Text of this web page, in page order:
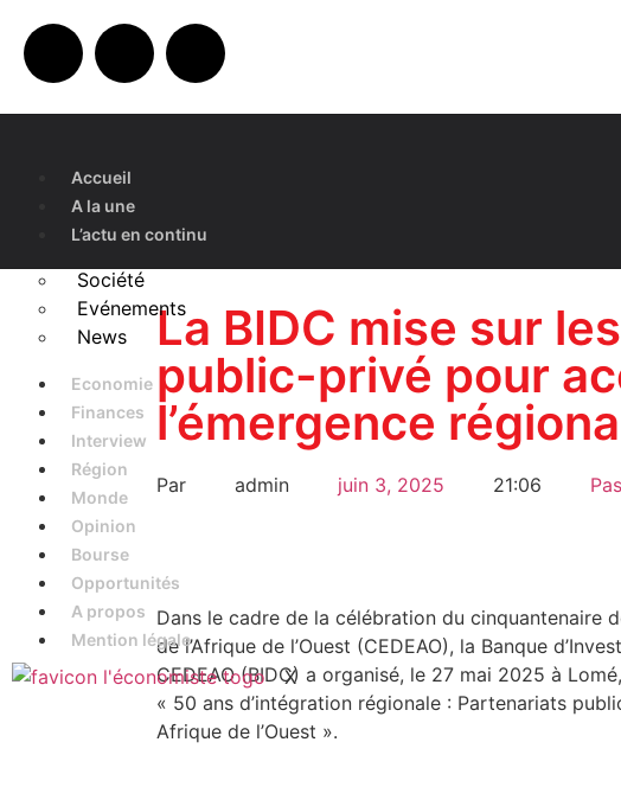
Accueil
A la une
L’actu en continu
Société
Evénements
News
Economie
Finances
Interview
Région
Monde
Opinion
Bourse
Opportunités
A propos
Mention légale
X
La BIDC mise sur
public-privé pour
l’émergence
Par admin juin 3, 2025 21:06
Dans le cadre de la célébration du cinquantenaire
de l’Afrique de l’Ouest (CEDEAO), la Banque
CEDEAO (BIDC) a organisé, le 27 mai 2025 à
« 50 ans d’intégration régionale : Partenariats
Afrique de l’Ouest ».